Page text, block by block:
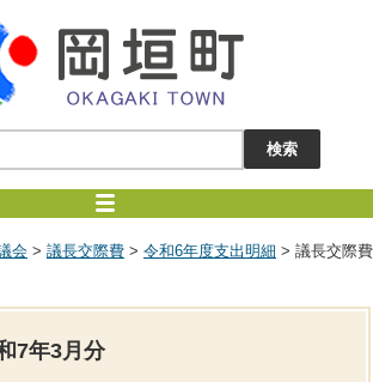
会 > 議長交際費 > 令和6年度支出明細 > 議長交際費
7年3月分